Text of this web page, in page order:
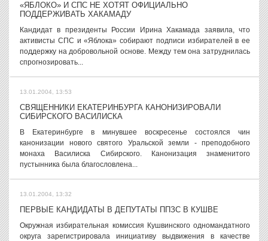
«ЯБЛОКО» И СПС НЕ ХОТЯТ ОФИЦИАЛЬНО
ПОДДЕРЖИВАТЬ ХАКАМАДУ
Кандидат в президенты России Ирина Хакамада заявила, что
активисты СПС и «Яблока» собирают подписи избирателей в ее
поддержку на добровольной основе. Между тем она затруднилась
спрогнозировать...
13.01.2004, 13:53
СВЯЩЕННИКИ ЕКАТЕРИНБУРГА КАНОНИЗИРОВАЛИ
СИБИРСКОГО ВАСИЛИСКА
В Екатеринбурге в минувшее воскресенье состоялся чин
канонизации нового святого Уральской земли - преподобного
монаха Василиска Сибирского. Канонизация знаменитого
пустынника была благословлена...
13.01.2004, 13:32
ПЕРВЫЕ КАНДИДАТЫ В ДЕПУТАТЫ ППЗС В КУШВЕ
Окружная избирательная комиссия Кушвинского одномандатного
округа зарегистрировала инициативу выдвижения в качестве